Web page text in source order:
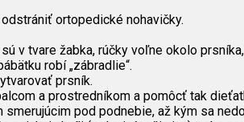
ortopedické nohavičky.
v tvare žabka, rúčky voľne okolo
robí „zábradlie“.
prsník.
a prostredníkom a pomôcť tak
pod podnebie, až kým sa